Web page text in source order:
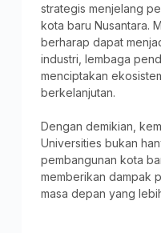
strategis menjelang
kota baru Nusantara.
berharap dapat
industri, lembaga
menciptakan
berkelanjutan.
Dengan demikian,
Universities bukan
pembangunan kota
memberikan dampak
masa depan yang